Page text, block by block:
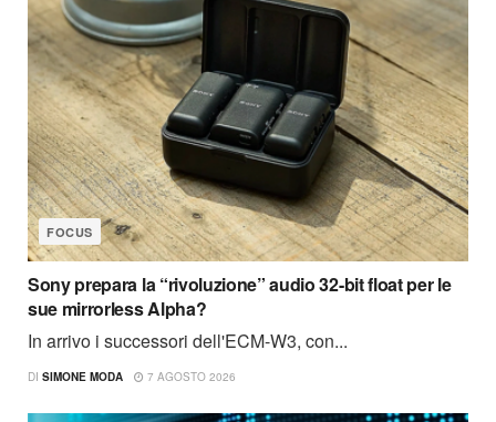
FOCUS
Sony prepara la “rivoluzione” audio 32-bit float per le
sue mirrorless Alpha?
In arrivo i successori dell'ECM-W3, con...
DI SIMONE MODA 7 AGOSTO 2026